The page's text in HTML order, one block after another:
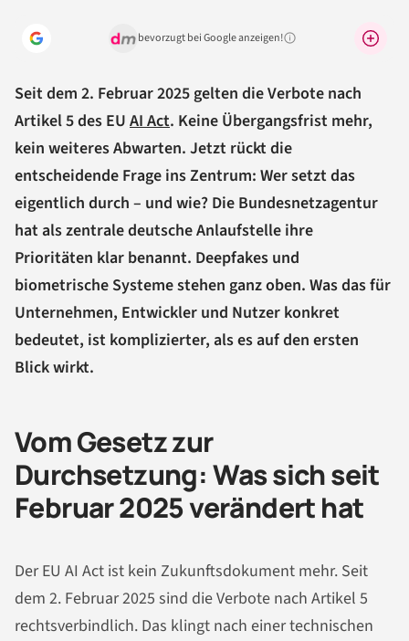
bevorzugt bei Google anzeigen!Warum lohnt sich das?
Seit dem 2. Februar 2025 gelten die Verbote nach
Artikel 5 des EU AI Act. Keine Übergangsfrist mehr,
kein weiteres Abwarten. Jetzt rückt die
entscheidende Frage ins Zentrum: Wer setzt das
eigentlich durch – und wie? Die Bundesnetzagentur
hat als zentrale deutsche Anlaufstelle ihre
Prioritäten klar benannt. Deepfakes und
biometrische Systeme stehen ganz oben. Was das für
Unternehmen, Entwickler und Nutzer konkret
bedeutet, ist komplizierter, als es auf den ersten
Blick wirkt.
Vom Gesetz zur
Durchsetzung: Was sich seit
Februar 2025 verändert hat
Der EU AI Act ist kein Zukunftsdokument mehr. Seit
dem 2. Februar 2025 sind die Verbote nach Artikel 5
rechtsverbindlich. Das klingt nach einer technischen